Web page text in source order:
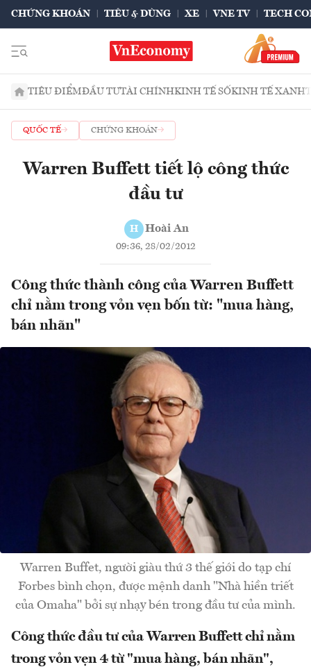
CHỨNG KHOÁN TIÊU & DÙNG XE VNE TV TECH
TIÊU ĐIỂMĐẦU TƯTÀI CHÍNHKINH TẾ SỐKINH TẾ XANH
QUỐC TẾ CHỨNG KHOÁN
Warren Buffett tiết lộ công thức
đầu tư
H Hoài An
09:36, 28/02/2012
Công thức thành công của Warren Buffett
chỉ nằm trong vỏn vẹn bốn từ: "mua hàng,
bán nhãn"
Warren Buffet, người giàu thứ 3 thế giới do tạp chí
Forbes bình chọn, được mệnh danh "Nhà hiền triết
của Omaha" bởi sự nhạy bén trong đầu tư của mình.
Công thức đầu tư của Warren Buffett chỉ nằm
trong vỏn vẹn 4 từ "mua hàng, bán nhãn",